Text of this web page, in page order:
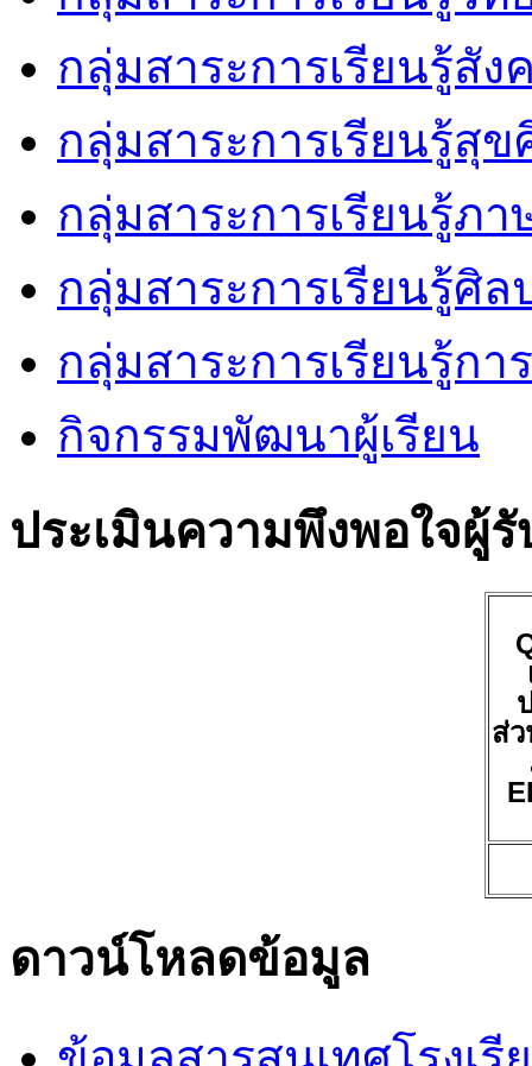
กลุ่มสาระการเรียนรู้สัง
กลุ่มสาระการเรียนรู้สุ
กลุ่มสาระการเรียนรู้ภา
กลุ่มสาระการเรียนรู้ศิล
กลุ่มสาระการเรียนรู้กา
กิจกรรมพัฒนาผู้เรียน
ประเมินความพึงพอใจผู้รั
ส่ว
ดาวน์โหลดข้อมูล